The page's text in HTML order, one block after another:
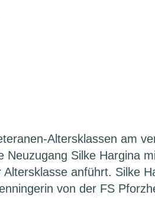
Altersklassen am
Silke Hargina
anführt. Silke
von der FS